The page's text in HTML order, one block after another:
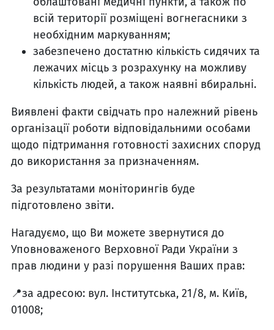
всій території розміщені вогнегасники з
необхідним маркуванням;
забезпечено достатню кількість сидячих та
лежачих місць з розрахунку на можливу
кількість людей, а також наявні вбиральні.
Виявлені факти свідчать про належний рівень
організації роботи відповідальними особами
щодо підтримання готовності захисних споруд
до використання за призначенням.
За результатами моніторингів буде
підготовлено звіти.
Нагадуємо, що Ви можете звернутися до
Уповноваженого Верховної Ради України з
прав людини у разі порушення Ваших прав:
📍за адресою: вул. Інститутська, 21/8, м. Київ,
01008;